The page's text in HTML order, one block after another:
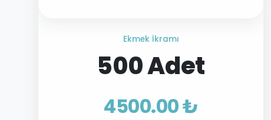
Ekmek İkramı
500 Adet
4500.00 ₺